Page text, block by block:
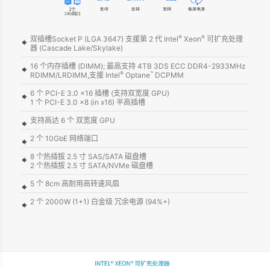
双插槽Socket P (LGA 3647) 支援第 2 代 Intel® Xeon® 可扩充处理
器 (Cascade Lake/Skylake)
16 个内存插槽 (DIMM); 最高支持 4TB 3DS ECC DDR4-2933MHz
RDIMM/LRDIMM,支援 Intel® Optane™ DCPMM
6 个 PCI-E 3.0 x16 插槽 (⽀持双宽度 GPU)
1 个 PCI-E 3.0 x8 (in x16) 半⾼插槽
支持高达 6 个 双宽度 GPU
2 个 10GbE ⽹络端⼝
8 个热插拔 2.5 ⼨ SAS/SATA 磁盘槽
2 个热插拔 2.5 ⼨ SATA/NVMe 磁盘槽
5 个 8cm 高耐用高转速风扇
2 个 2000W (1+1) ⽩⾦级 冗余电源 (94%+)